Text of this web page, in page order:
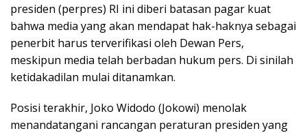
presiden (perpres) RI ini diberi batasan pagar kuat
bahwa media yang akan mendapat hak-haknya sebagai
penerbit harus terverifikasi oleh Dewan Pers,
meskipun media telah berbadan hukum pers. Di sinilah
ketidakadilan mulai ditanamkan.
Posisi terakhir, Joko Widodo (Jokowi) menolak
menandatangani rancangan peraturan presiden yang